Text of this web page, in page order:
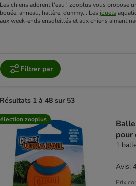
Les chiens adorent l'eau ! zooplus vous propose
bouée, anneau, haltère, dummy... Les jouets
aux week-ends ensoleillés et aux chiens aimant
Filtrer par
Résultats 1 à 48 sur 53
product items have been changed
zooplus
pour
1
Prix
Avis: